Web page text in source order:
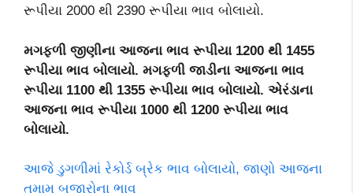
રૂપીયા 2000 થી 2390 રૂપીયા ભાવ બોલાયો.
મગફળી જીણીના આજના ભાવ રૂપીયા 1200 થી 1455
રૂપીયા ભાવ બોલાયો. મગફળી જાડીના આજના ભાવ
રૂપીયા 1100 થી 1355 રૂપીયા ભાવ બોલાયો. એરંડાના
આજના ભાવ રૂપીયા 1000 થી 1200 રૂપીયા ભાવ
બોલાયો.
આજે ડુગળીમાં રેકોર્ડ બ્રેક ભાવ બોલાયો, જાણો આજના
તમામ બજારોના ભાવ